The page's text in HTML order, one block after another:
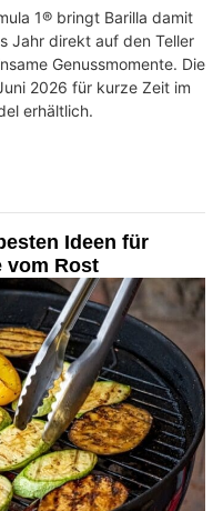
1® bringt Barilla damit
Jahr direkt auf den Teller
Genussmomente. Die
2026 für kurze Zeit im
erhältlich.
Ideen für
vom Rost